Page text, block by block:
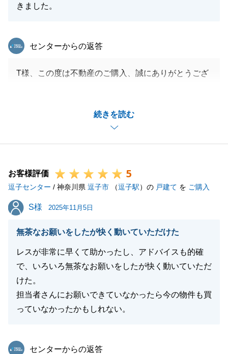
きました。
続きを読む
東急リバブル
センターからの返答
T様、この度は不動産のご購入、誠にありがとうござ
しましたが、お客様のご協力もあり、無事トラブルな
く、お引渡しが出来ました。
今後もまた何か不動産でお力添え出来ることがござい
お客様評価 5
逗子センター / 神奈川県 逗子市 （逗子駅）の 戸建て を ご購入
S様
S様 2025年11月5日
無茶なお願いをしたが快く動いていただけた
レスが非常に早くて助かったし、アドバイスも的確
で、いろいろ無茶なお願いをしたが快く動いていただ
けた。
担当者さんにお願いできていなかったら今の物件も買
っていなかったかもしれない。
東急リバブル
センターからの返答